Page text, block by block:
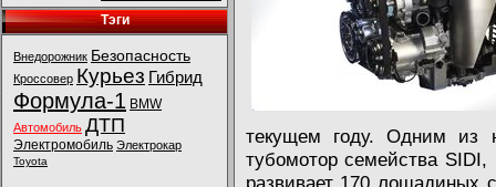
Тэги
Внедорожник Безопасность
Кроссовер Курьез Гибрид
Формула-1 BMW
Автомобиль ДТП
Электромобиль Электрокар
Toyota
текущем году. Одним из
тубомотор семейства
развивает 170 лошадиных